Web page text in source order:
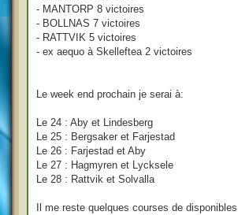
- MANTORP 8 victoires
- BOLLNAS 7 victoires
- RATTVIK 5 victoires
- ex aequo à Skelleftea 2 victoires
Le week end prochain je serai à:
Le 24 : Aby et Lindesberg
Le 25 : Bergsaker et Farjestad
Le 26 : Farjestad et Aby
Le 27 : Hagmyren et Lycksele
Le 28 : Rattvik et Solvalla
Il me reste quelques courses de